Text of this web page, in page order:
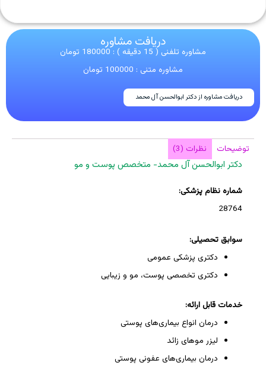
دریافت مشاوره
مشاوره تلفنی ( 15 دقیقه ) : 180000 تومان
مشاوره متنی : 100000 تومان
دریافت مشاوره از دکتر ابوالحسن آل محمد
توضیحات نظرات (3)
دکتر ابوالحسن آل محمد- متخصص پوست و مو
شماره نظام پزشکی:
28764
سوابق تحصیلی:
دکتری پزشکی عمومی
دکتری تخصصی پوست، مو و زیبایی
خدمات قابل ارائه:
درمان انواع بیماری‌های پوستی
لیزر موهای زائد
درمان بیماری‌های عفونی پوستی